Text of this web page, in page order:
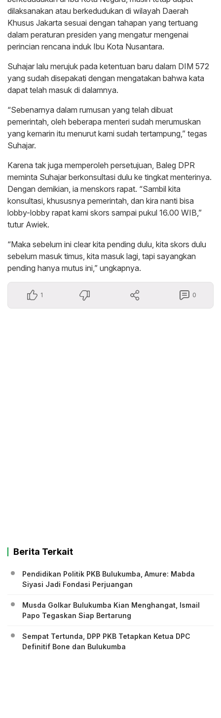
dilaksanakan atau berkedudukan di wilayah Daerah
Khusus Jakarta sesuai dengan tahapan yang tertuang
dalam peraturan presiden yang mengatur mengenai
perincian rencana induk Ibu Kota Nusantara.
Suhajar lalu merujuk pada ketentuan baru dalam DIM 572
yang sudah disepakati dengan mengatakan bahwa kata
dapat telah masuk di dalamnya.
“Sebenarnya dalam rumusan yang telah dibuat
pemerintah, oleh beberapa menteri sudah merumuskan
yang kemarin itu menurut kami sudah tertampung,” tegas
Suhajar.
Karena tak juga memperoleh persetujuan, Baleg DPR
meminta Suhajar berkonsultasi dulu ke tingkat menterinya.
Dengan demikian, ia menskors rapat. “Sambil kita
konsultasi, khususnya pemerintah, dan kira nanti bisa
lobby-lobby rapat kami skors sampai pukul 16.00 WIB,”
tutur Awiek.
“Maka sebelum ini clear kita pending dulu, kita skors dulu
sebelum masuk timus, kita masuk lagi, tapi sayangkan
pending hanya mutus ini,” ungkapnya.
1 0
Berita Terkait
Pendidikan Politik PKB Bulukumba, Amure: Mabda
Siyasi Jadi Fondasi Perjuangan
Musda Golkar Bulukumba Kian Menghangat, Ismail
Papo Tegaskan Siap Bertarung
Sempat Tertunda, DPP PKB Tetapkan Ketua DPC
Definitif Bone dan Bulukumba